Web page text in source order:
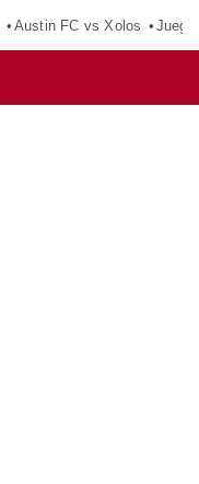
Austin FC vs Xolos